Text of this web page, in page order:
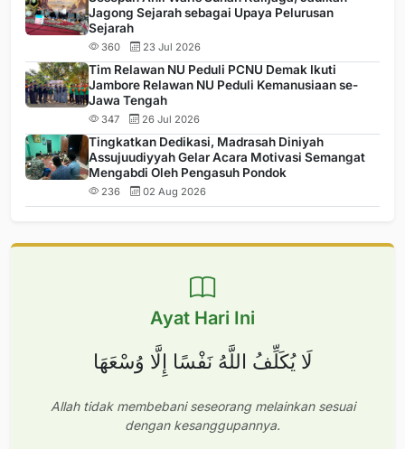
Jagong Sejarah sebagai Upaya Pelurusan
Sejarah
360 23 Jul 2026
Tim Relawan NU Peduli PCNU Demak Ikuti
Jambore Relawan NU Peduli Kemanusiaan se-
Jawa Tengah
347 26 Jul 2026
Tingkatkan Dedikasi, Madrasah Diniyah
Assujuudiyyah Gelar Acara Motivasi Semangat
Mengabdi Oleh Pengasuh Pondok
236 02 Aug 2026
Ayat Hari Ini
لَا يُكَلِّفُ اللَّهُ نَفْسًا إِلَّا وُسْعَهَا
Allah tidak membebani seseorang melainkan sesuai
dengan kesanggupannya.